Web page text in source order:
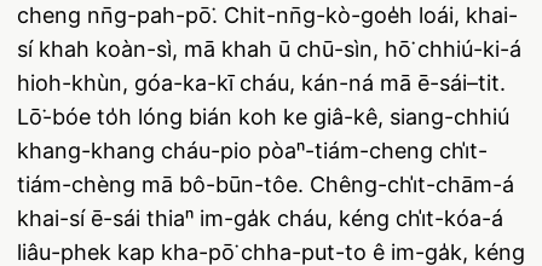
cheng nn̄g-pah-pō͘. Chit-nn̄g-kò-goe̍h loái, khai-
sí khah koàn-sì, mā khah ū chū-sìn, hō͘ chhiú-ki-á
hioh-khùn, góa-ka-kī cháu, kán-ná mā ē-sái–tit.
Lō͘-bóe to̍h lóng bián koh ke giâ-kê, siang-chhiú
khang-khang cháu-pio pòaⁿ-tiám-cheng chi̍t-
tiám-chèng mā bô-būn-tôe. Chêng-chi̍t-chām-á
khai-sí ē-sái thiaⁿ im-ga̍k cháu, kéng chi̍t-kóa-á
liâu-phek kap kha-pō͘ chha-put-to ê im-ga̍k, kéng